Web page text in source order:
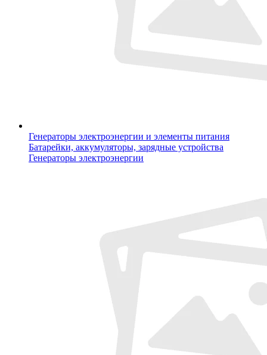
Генераторы электроэнергии и элементы питания
Батарейки, аккумуляторы, зарядные устройства
Генераторы электроэнергии